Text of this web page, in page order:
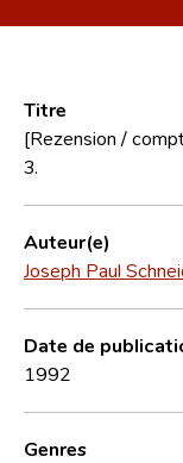
Recherche
CNL
Équipe
Titre
[Rezension /
3.
Auteur(e)
Joseph Paul
Date de
1992
Genres